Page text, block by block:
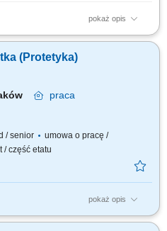
pokaż opis
stomatologicznych w zakresie
stałych i ruchomych,
Realizacja kompleksowych planów
(Protetyka)
praca
/ senior
umowa o pracę /
/ część etatu
pokaż opis
kierunkowe -